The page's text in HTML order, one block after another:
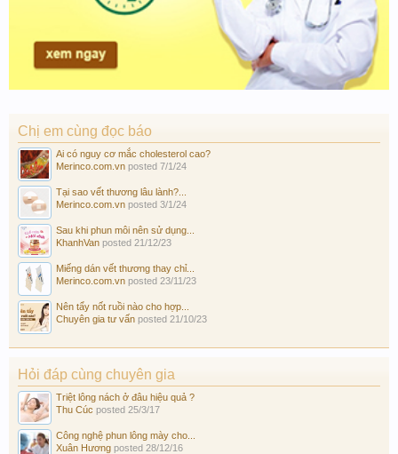
Chị em cùng đọc báo
Ai có nguy cơ mắc cholesterol cao?
Merinco.com.vn posted 7/1/24
Tại sao vết thương lâu lành?...
Merinco.com.vn posted 3/1/24
Sau khi phun môi nên sử dụng...
KhanhVan posted 21/12/23
Miếng dán vết thương thay chỉ...
Merinco.com.vn posted 23/11/23
Nên tẩy nốt ruồi nào cho hợp...
Chuyên gia tư vấn posted 21/10/23
Hỏi đáp cùng chuyên gia
Triệt lông nách ở đâu hiệu quả ?
Thu Cúc posted 25/3/17
Công nghệ phun lông mày cho...
Xuân Hương posted 28/12/16